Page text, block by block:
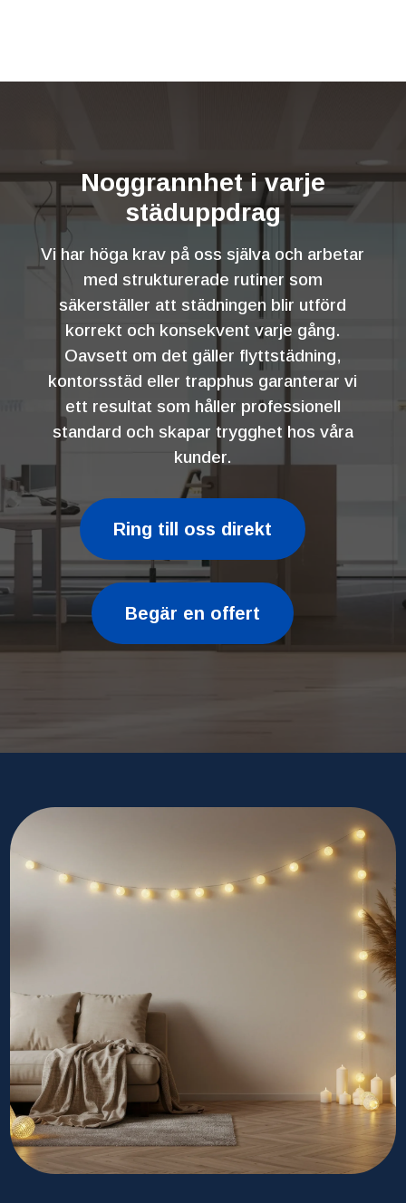
Noggrannhet i varje
städuppdrag
Vi har höga krav på oss själva och arbetar
med strukturerade rutiner som
säkerställer att städningen blir utförd
korrekt och konsekvent varje gång.
Oavsett om det gäller flyttstädning,
kontorsstäd eller trapphus garanterar vi
ett resultat som håller professionell
standard och skapar trygghet hos våra
kunder.
Ring till oss direkt
Begär en offert